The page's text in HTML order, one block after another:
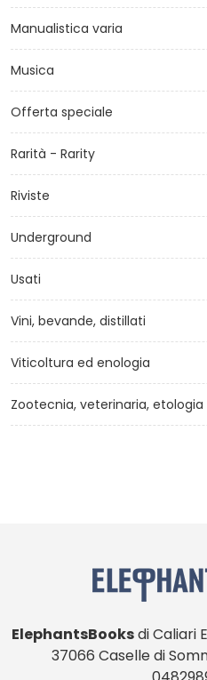
Manualistica varia
Musica
Offerta speciale
Rarità - Rarity
Riviste
Underground
Usati
Vini, bevande, distillati
Viticoltura ed enologia
Zootecnia, veterinaria, etologia
ElephantsBooksdi Caliari
37066 Caselle di